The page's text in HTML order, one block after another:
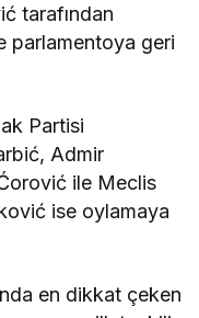
tarafından
parlamentoya geri
Partisi
Admir
ile Meclis
ise oylamaya
en dikkat çeken